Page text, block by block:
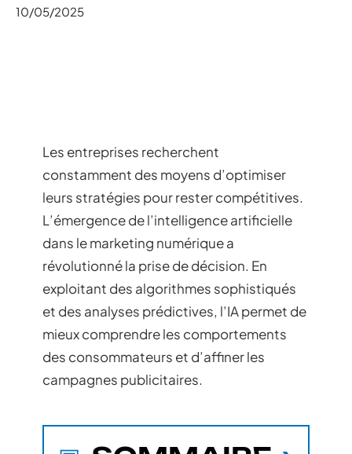
10/05/2025
Les entreprises recherchent
constamment des moyens d’optimiser
leurs stratégies pour rester compétitives.
L’émergence de l’intelligence artificielle
dans le marketing numérique a
révolutionné la prise de décision. En
exploitant des algorithmes sophistiqués
et des analyses prédictives, l’IA permet de
mieux comprendre les comportements
des consommateurs et d’affiner les
campagnes publicitaires.